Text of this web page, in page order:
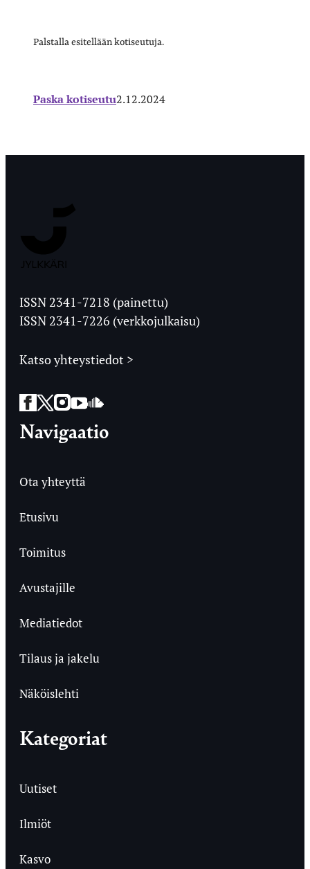
Palstalla esitellään kotiseutuja.
Paska kotiseutu2.12.2024
Ylioppilaslehti
ISSN 2341-7218 (painettu)
ISSN 2341-7226 (verkkojulkaisu)
Katso yhteystiedot >
Facebook
Twitter
Instagram
YouTube
SoundCloud
Navigaatio
Ota yhteyttä
Etusivu
Toimitus
Avustajille
Mediatiedot
Tilaus ja jakelu
Näköislehti
Kategoriat
Uutiset
Ilmiöt
Kasvo